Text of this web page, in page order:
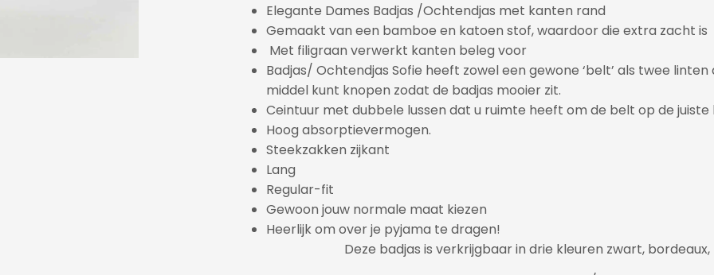
Elegante Dames Badjas /Ochtendjas met kanten rand
Gemaakt van een bamboe en katoen stof, waardoor die extra zacht is
Met filigraan verwerkt kanten beleg voor
Badjas/ Ochtendjas Sofie heeft zowel een gewone ‘belt’ als twee
middel kunt knopen zodat de badjas mooier zit.
Ceintuur met dubbele lussen dat u ruimte heeft om de belt op de
Hoog absorptievermogen.
Steekzakken zijkant
Lang
Regular-fit
Gewoon jouw normale maat kiezen
Heerlijk om over je pyjama te dragen!
Deze badjas is verkrijgbaar in drie kleuren zwart,